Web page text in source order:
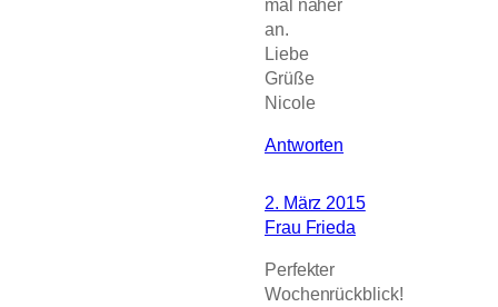
an.
Liebe
Grüße
Nicole
Antworten
2. März 2015
Frau Frieda
Perfekter
Wochenrückblick!